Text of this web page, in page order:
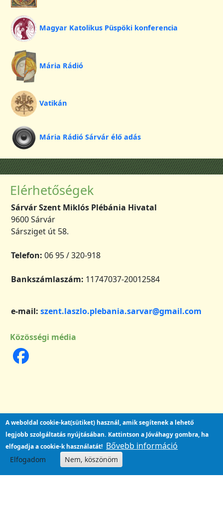
Magyar Katolikus Püspöki konferencia
Mária Rádió
Vatikán
Mária Rádió Sárvár élő adás
Elérhetőségek
Sárvár Szent Miklós Plébánia Hivatal
9600 Sárvár
Sársziget út 58.
Telefon: 06 95 / 320-918
Bankszámlaszám: 11747037-20012584
e-mail: szent.laszlo.plebania.sarvar@gmail.com
Közösségi média
A weboldal cookie-kat(sütiket) használ, amik segítenek a lehető
legjobb szolgáltatás nyújtásában. Kattintson a Jóváhagy gombra, ha
elfogadja a cookie-k használatát! Bővebb információ
Elfogadom Nem, köszönöm